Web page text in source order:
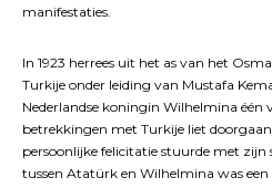
manifestaties.
In 1923 herrees uit het as van het
Turkije onder leiding van Mustafa
Nederlandse koningin Wilhelmina één
betrekkingen met Turkije liet
persoonlijke felicitatie stuurde met zijn
tussen Atatürk en Wilhelmina was